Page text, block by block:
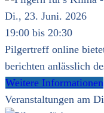
Di., 23. Juni. 2026
19:00 bis 20:30
Pilgertreff online
berichten anlässlich
Weitere Informationen
Veranstaltungen am